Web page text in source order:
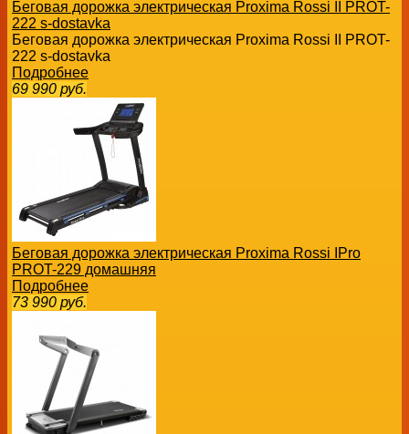
Беговая дорожка электрическая Proxima Rossi II PROT-
222 s-dostavka
Беговая дорожка электрическая Proxima Rossi II PROT-
222 s-dostavka
Подробнее
69 990 руб.
Беговая дорожка электрическая Proxima Rossi IPro
PROT-229 домашняя
Подробнее
73 990 руб.